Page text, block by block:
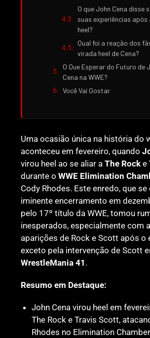
O que John Cena disse
suas experiências após
heel?
Qual foi a reação dos
virada heel de Cena?
O Que Esperar do Futuro de
Cena na WWE?
Você Vai Gostar
Uma ocasião única na história do
aconteceu em fevereiro, quando
virou heel ao se aliar aThe Rock e
durante oWWE Elimination
Cody Rhodes. Este enredo, que
iminente encerramento em
pelo 17º título da WWE, tomou
inesperados, especialmente com
aparições de Rock e Scott após o
exceto pela intervenção de Scott
WrestleMania 41 .
Resumo em Destaque:
John Cena virou heel em
The Rock e Travis Scott,
Rhodes no Elimination